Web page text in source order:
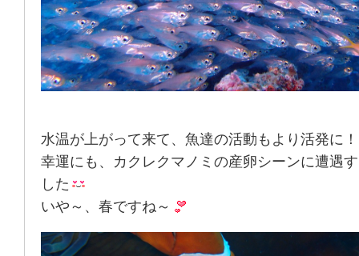
水温が上がって来て、魚達の活動もより活発に！
幸運にも、カクレクマノミの産卵シーンに遭遇
した
いや～、春ですね～